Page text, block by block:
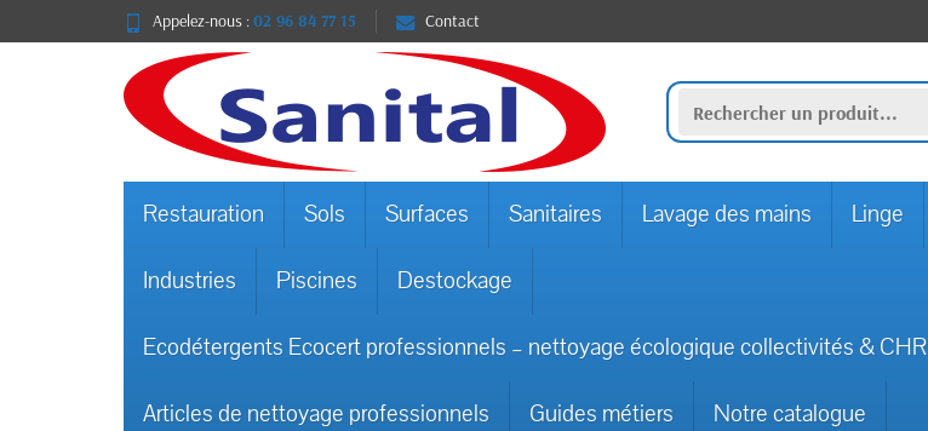
Appelez-nous :02 96 84 77 15 Contact
Restauration Sols Surfaces Sanitaires Lavage des mains Linge
Industries Piscines Destockage
Ecodétergents Ecocert professionnels – nettoyage écologique collectivités & CHR
Articles de nettoyage professionnels Guides métiers Notre catalogue